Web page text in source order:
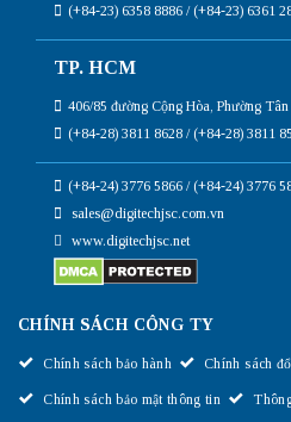
(+84-23) 6358 8886 / (+84-23) 6361
TP. HCM
406/85 đường Cộng Hòa, Phường
(+84-28) 3811 8628 / (+84-28) 3811
(+84-24) 3776 5866 / (+84-24) 3776
sales@digitechjsc.com.vn
www.digitechjsc.net
CHÍNH SÁCH CÔNG TY
Chính sách bảo hành Chính sách
Chính sách bảo mật thông tin